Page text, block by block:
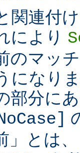
関連付
により
のマッ
になり
部分に
」とは